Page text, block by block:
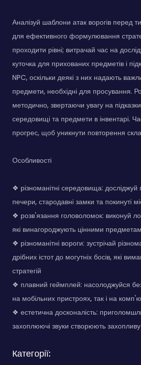
Аналізуй шаблони атак ворогів перед
для ефективного формулювання
проходити рівні; витрачай час на
куточка для прихованих предметів і
NPC, оскільки деякі з них надають
предмети, необхідні для просування.
методично, звертаючи увагу на
середовищі та предмети в інвентарі.
прогрес, щоб уникнути повторення
Особливості
❖ різноманітні середовища: досліджуй
печери, стародавні замки та покинуті
❖ розв'язання головоломок: виконуй
які винагороджують цінними
❖ різноманітні вороги: зустрічай
дрібних істот до могутніх босів, які
стратегій
❖ плавний геймплей: насолоджуйся
на мобільних пристроях, так і на
❖ естетична досконалість:
захоплюючі звуки створюють
Категорії: